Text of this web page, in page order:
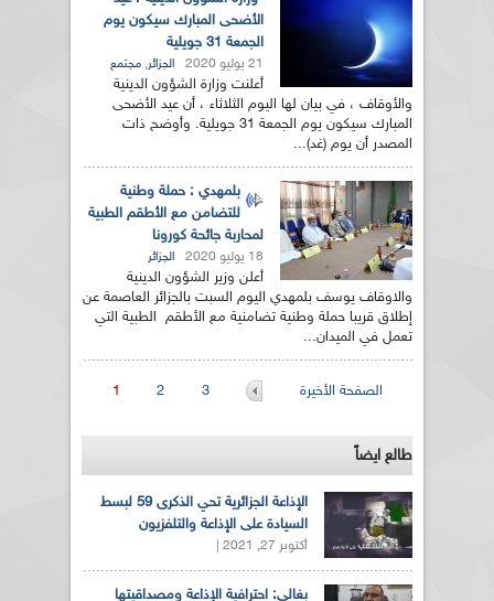
الأضحى المبارك سيكون يوم
الجمعة 31 جويلية
21 يوليو 2020 الجزائر, مجتمع
أعلنت وزارة الشؤون الدينية
والأوقاف ، في بيان لها اليوم الثلاثاء ، أن عيد الأضحى
المبارك سيكون يوم الجمعة 31 جويلية. وأوضح ذات
المصدر أن يوم (غد)...
بلمهدي : حملة وطنية
للتضامن مع الأطقم الطبية
لمحاربة جائحة كورونا
18 يوليو 2020 الجزائر
أعلن وزير الشؤون الدينية
والاوقاف يوسف بلمهدي اليوم السبت بالجزائر العاصمة عن
إطلاق قريبا حملة وطنية تضامنية مع الأطقم الطبية التي
تعمل في الميدان...
الصفحات 1 2 3 الصفحة الأخيرة
طالع ايضاً
الإذاعة الجزائرية تحي الذكرى 59 لبسط
السيادة على الإذاعة والتلفزيون
أكتوبر 27, 2021 |
بغالي: احترافية الإذاعة ومصداقيتها